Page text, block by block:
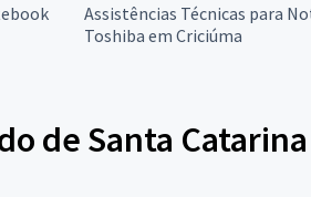
Assistências Técnicas para
Toshiba em Criciúma
de Santa Catarina